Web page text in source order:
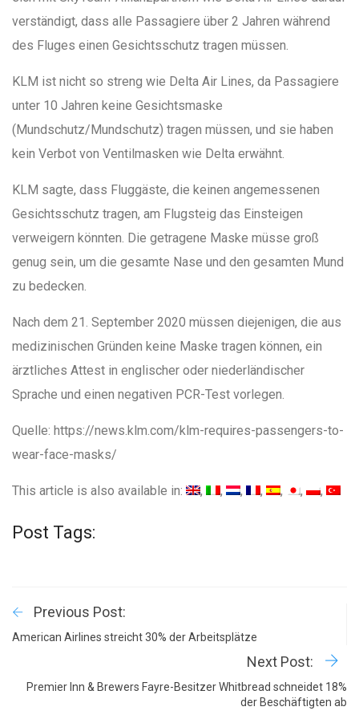
verständigt, dass alle Passagiere über 2 Jahren während
des Fluges einen Gesichtsschutz tragen müssen.
KLM ist nicht so streng wie Delta Air Lines, da Passagiere
unter 10 Jahren keine Gesichtsmaske
(Mundschutz/Mundschutz) tragen müssen, und sie haben
kein Verbot von Ventilmasken wie Delta erwähnt.
KLM sagte, dass Fluggäste, die keinen angemessenen
Gesichtsschutz tragen, am Flugsteig das Einsteigen
verweigern könnten. Die getragene Maske müsse groß
genug sein, um die gesamte Nase und den gesamten Mund
zu bedecken.
Nach dem 21. September 2020 müssen diejenigen, die aus
medizinischen Gründen keine Maske tragen können, ein
ärztliches Attest in englischer oder niederländischer
Sprache und einen negativen PCR-Test vorlegen.
Quelle: https://news.klm.com/klm-requires-passengers-to-
wear-face-masks/
This article is also available in:
Post Tags:
Previous Post:
American Airlines streicht 30% der Arbeitsplätze
Next Post:
Premier Inn & Brewers Fayre-Besitzer Whitbread schneidet 18%
der Beschäftigten ab